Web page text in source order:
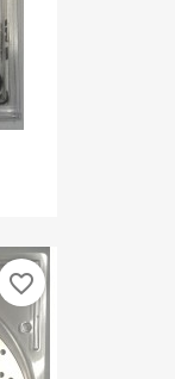
favorite_border